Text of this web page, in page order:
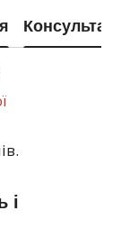
Консультація
і